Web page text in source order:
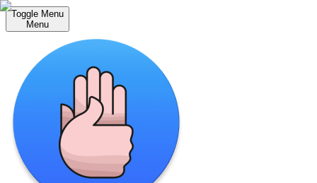
Toggle Menu
Menu